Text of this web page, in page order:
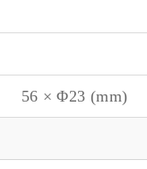
56 × Φ23 (mm)